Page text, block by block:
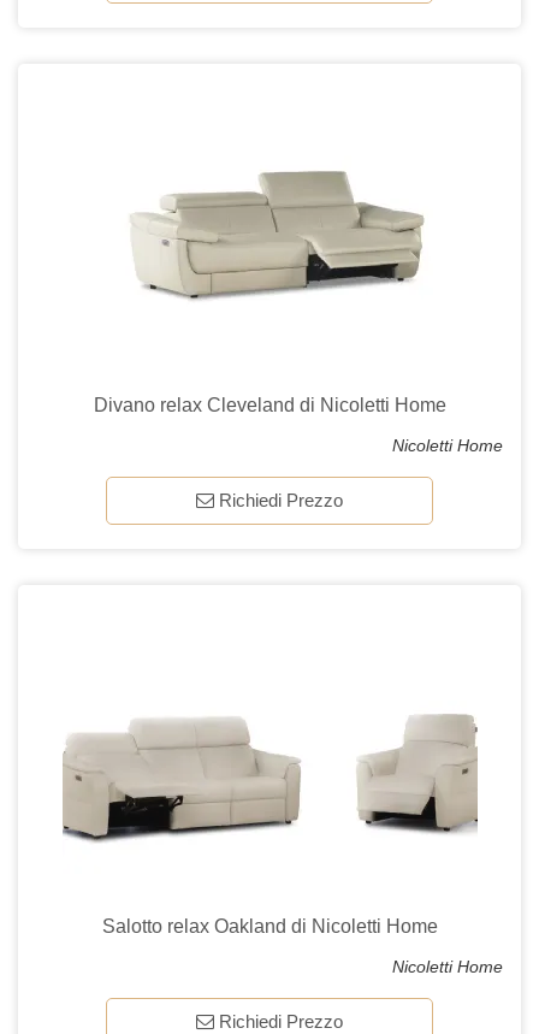
Divano relax Cleveland di Nicoletti Home
Nicoletti Home
Richiedi Prezzo
Salotto relax Oakland di Nicoletti Home
Nicoletti Home
Richiedi Prezzo